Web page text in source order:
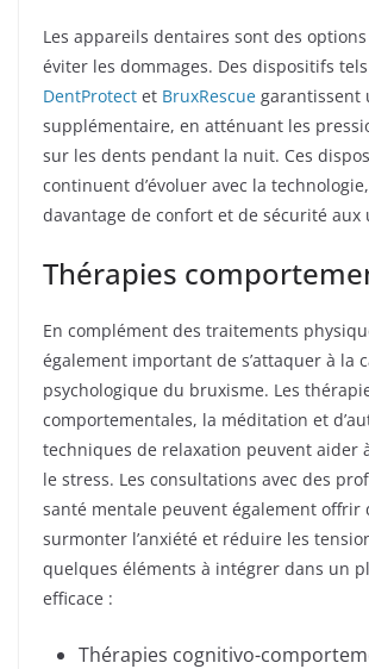
Les appareils dentaires sont des
éviter les dommages. Des dispositifs
DentProtect et BruxRescue garantissent
supplémentaire, en atténuant les
sur les dents pendant la nuit. Ces
continuent d’évoluer avec la
davantage de confort et de sécurité aux
Thérapies
En complément des traitements
également important de s’attaquer à la
psychologique du bruxisme. Les
comportementales, la méditation et
techniques de relaxation peuvent aider
le stress. Les consultations avec des
santé mentale peuvent également offrir
surmonter l’anxiété et réduire les
quelques éléments à intégrer dans un
efficace :
Thérapies cognitivo-